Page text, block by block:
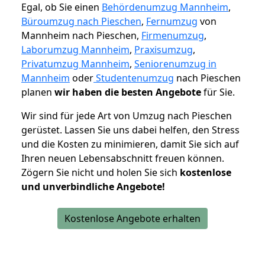
Egal, ob Sie einen Behördenumzug Mannheim,
Büroumzug nach Pieschen, Fernumzug von
Mannheim nach Pieschen, Firmenumzug,
Laborumzug Mannheim, Praxisumzug,
Privatumzug Mannheim, Seniorenumzug in
Mannheim oderStudentenumzug nach Pieschen
planen wir haben die besten Angebotefür Sie.
Wir sind für jede Art von Umzug nach Pieschen
gerüstet. Lassen Sie uns dabei helfen, den Stress
und die Kosten zu minimieren, damit Sie sich auf
Ihren neuen Lebensabschnitt freuen können.
Zögern Sie nicht und holen Sie sich kostenlose
und unverbindliche Angebote!
Kostenlose Angebote erhalten